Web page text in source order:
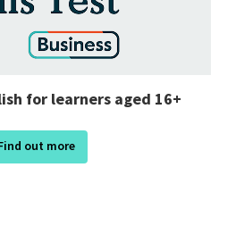
for learners aged 16+
out more